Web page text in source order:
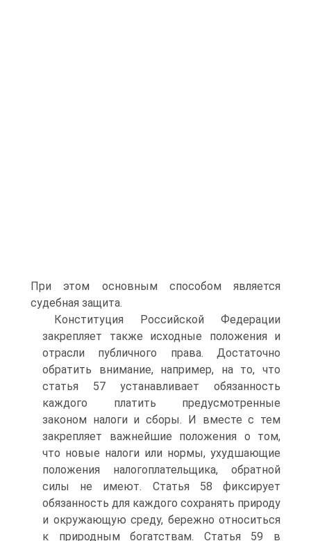
При этом основным способом является
судебная защита.
Конституция Российской Федерации
закрепляет также исходные положения и
отрасли публичного права. Достаточно
обратить внимание, например, на то, что
статья 57 устанавливает обязанность
каждого платить предусмотренные
законом налоги и сборы. И вместе с тем
закрепляет важнейшие положения о том,
что новые налоги или нормы, ухудшающие
положения налогоплательщика, обратной
силы не имеют. Статья 58 фиксирует
обязанность для каждого сохранять природу
и окружающую среду, бережно относиться
к природным богатствам. Статья 59 в